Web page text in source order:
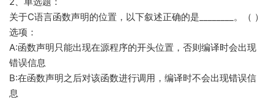
关于C语言函数声明的位置，以下叙述正确的是________。（ ）
选项：
A:函数声明只能出现在源程序的开头位置，否则编译时会出现
错误信息
B:在函数声明之后对该函数进行调用，编译时不会出现错误信
息